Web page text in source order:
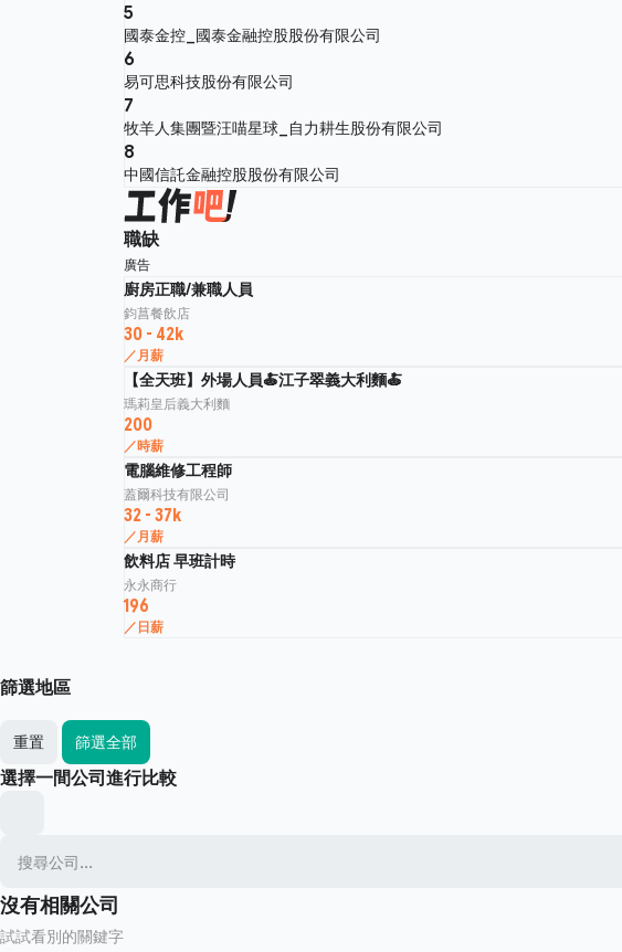
5
國泰金控_國泰金融控股股份有限公司
6
易可思科技股份有限公司
7
牧羊人集團暨汪喵星球_自力耕生股份有限公司
8
中國信託金融控股股份有限公司
職缺
廣告
廚房正職/兼職人員
鈞菖餐飲店
30 - 42k
／月薪
【全天班】外場人員🍝江子翠義大利麵🍝
瑪莉皇后義大利麵
200
／時薪
電腦維修工程師
蓋爾科技有限公司
32 - 37k
／月薪
飲料店 早班計時
永永商行
196
／日薪
篩選地區
重置 篩選全部
選擇一間公司進行比較
沒有相關公司
試試看別的關鍵字